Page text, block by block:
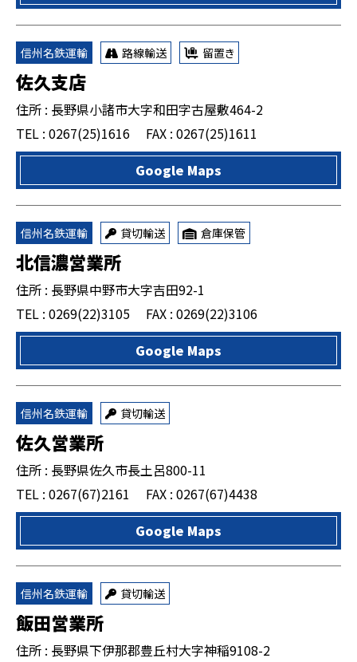
信州名鉄運輸 路線輸送 留置き
佐久支店
住所 : 長野県小諸市大字和田字古屋敷464-2
TEL : 0267(25)1616
FAX : 0267(25)1611
Google Maps
信州名鉄運輸 貸切輸送 倉庫保管
北信濃営業所
住所 : 長野県中野市大字吉田92-1
TEL : 0269(22)3105
FAX : 0269(22)3106
Google Maps
信州名鉄運輸 貸切輸送
佐久営業所
住所 : 長野県佐久市長土呂800-11
TEL : 0267(67)2161
FAX : 0267(67)4438
Google Maps
信州名鉄運輸 貸切輸送
飯田営業所
住所 : 長野県下伊那郡豊丘村大字神稲9108-2